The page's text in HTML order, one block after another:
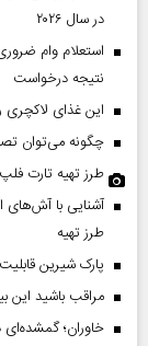
در سال ۲۰۲۶
نتیجه درخواست
این غذای لاکچری را ۱۵ دقیقه‌ای آماده
چگونه می‌توان
طرز تهیه تارت
آشنایی با آش‌های
طرز تهیه
پارک شیرین
مراقب باشید این
خاوران؛ گمشده‌ای